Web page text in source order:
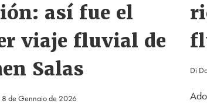
así fue el
viaje fluvial de
Salas
8 de Gennaio de 2026
Di